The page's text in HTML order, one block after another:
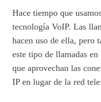
Hace tiempo que
tecnología VoIP. Las
hacen uso de ella, pero
este tipo de llamadas
que aprovechan las
IP en lugar de la red